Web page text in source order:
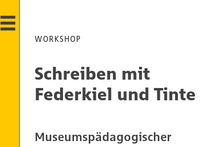
WORKSHOP
Schreiben mit
Federkiel und Tinte
Museumspädagogischer